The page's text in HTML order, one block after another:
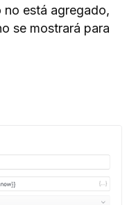
no está agregado,
se mostrará para